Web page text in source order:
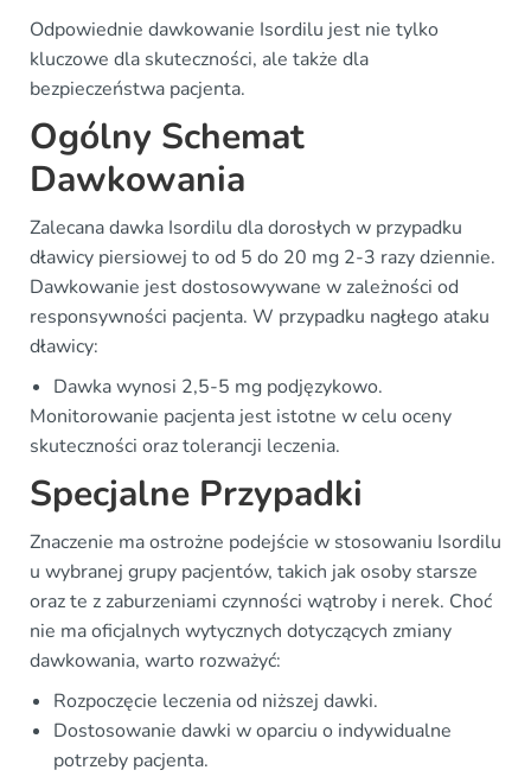
Odpowiednie dawkowanie Isordilu jest nie tylko
kluczowe dla skuteczności, ale także dla
bezpieczeństwa pacjenta.
Ogólny Schemat
Dawkowania
Zalecana dawka Isordilu dla dorosłych w przypadku
dławicy piersiowej to od 5 do 20 mg 2-3 razy dziennie.
Dawkowanie jest dostosowywane w zależności od
responsywności pacjenta. W przypadku nagłego ataku
dławicy:
Dawka wynosi 2,5-5 mg podjęzykowo.
Monitorowanie pacjenta jest istotne w celu oceny
skuteczności oraz tolerancji leczenia.
Specjalne Przypadki
Znaczenie ma ostrożne podejście w stosowaniu Isordilu
u wybranej grupy pacjentów, takich jak osoby starsze
oraz te z zaburzeniami czynności wątroby i nerek. Choć
nie ma oficjalnych wytycznych dotyczących zmiany
dawkowania, warto rozważyć:
Rozpoczęcie leczenia od niższej dawki.
Dostosowanie dawki w oparciu o indywidualne
potrzeby pacjenta.